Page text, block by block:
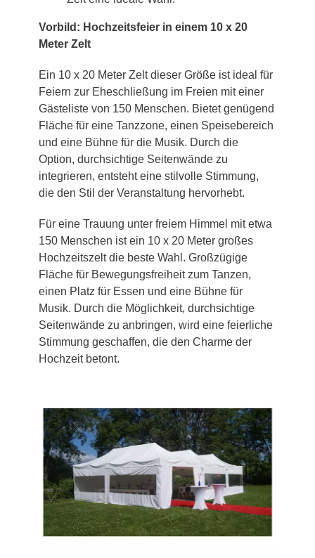
Vorbild: Hochzeitsfeier in einem 10 x 20
Meter Zelt
Ein 10 x 20 Meter Zelt dieser Größe ist ideal für
Feiern zur Eheschließung im Freien mit einer
Gästeliste von 150 Menschen. Bietet genügend
Fläche für eine Tanzzone, einen Speisebereich
und eine Bühne für die Musik. Durch die
Option, durchsichtige Seitenwände zu
integrieren, entsteht eine stilvolle Stimmung,
die den Stil der Veranstaltung hervorhebt.
Für eine Trauung unter freiem Himmel mit etwa
150 Menschen ist ein 10 x 20 Meter großes
Hochzeitszelt die beste Wahl. Großzügige
Fläche für Bewegungsfreiheit zum Tanzen,
einen Platz für Essen und eine Bühne für
Musik. Durch die Möglichkeit, durchsichtige
Seitenwände zu anbringen, wird eine feierliche
Stimmung geschaffen, die den Charme der
Hochzeit betont.